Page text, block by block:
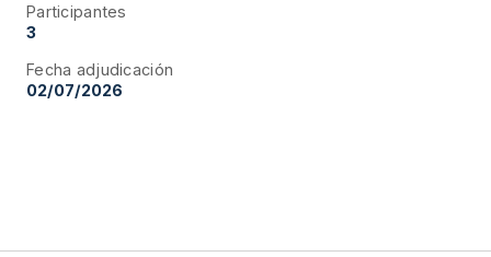
Participantes
3
Fecha adjudicación
02/07/2026